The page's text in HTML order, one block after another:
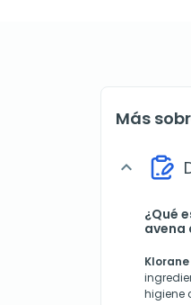
Más
expand_more
¿Qué
avena
higiene